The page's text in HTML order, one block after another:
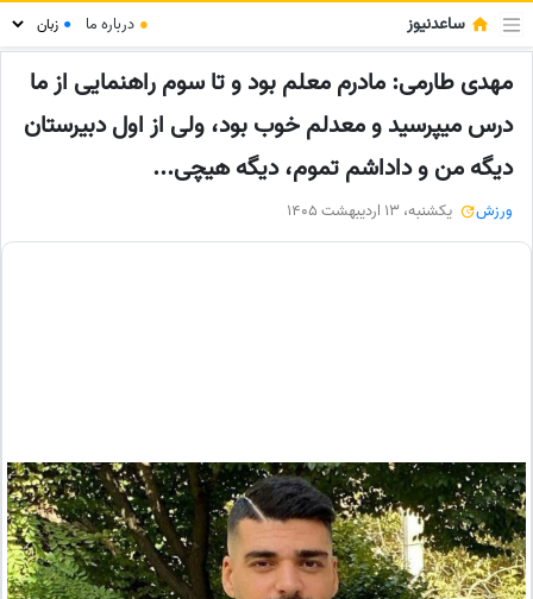
ساعدنیوز ● درباره ما ●
مهدی طارمی: مادرم معلم بود و تا سوم راهنمایی از ما
درس میپرسید و معدلم خوب بود، ولی از اول دبیرستان
دیگه من و داداشم تموم، دیگه هیچی...
ورزش یکشنبه، 13 اردیبهشت 1405